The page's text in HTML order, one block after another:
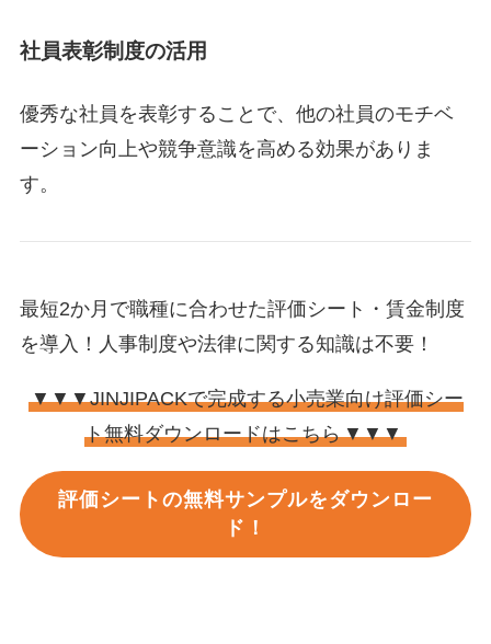
社員表彰制度の活用
優秀な社員を表彰することで、他の社員のモチベ
ーション向上や競争意識を高める効果がありま
す。
最短2か月で職種に合わせた評価シート・賃金制度
を導入！人事制度や法律に関する知識は不要！
▼▼▼JINJIPACKで完成する小売業向け評価シー
ト無料ダウンロードはこちら▼▼▼
評価シートの無料サンプルをダウンロー
ド！